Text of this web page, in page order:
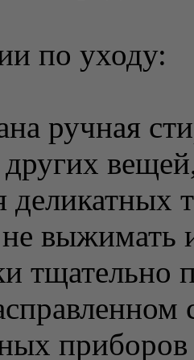
по уходу:
ручная
других
деликатных
выжимать
тщательно